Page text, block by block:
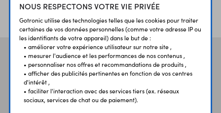
ÉTABLISSEMENTS
SCOLAIRES
PLUS 30 ANS
D’EXPERIENCE
Vos aviset témoignages
NOUS RESPECTONS VOTRE VIE PRIVÉE
Gotronic utilise des technologies telles que les cookies pour traiter
certaines de vos données personnelles (comme votre adresse IP ou
les identifiants de votre appareil) dans le but de :
• améliorer votre expérience utilisateur sur notre site ,
• mesurer l'audience et les performances de nos contenus ,
• personnaliser nos offres et recommandations de produits ,
• afficher des publicités pertinentes en fonction de vos centres
d'intérêt ,
• faciliter l'interaction avec des services tiers (ex. réseaux
sociaux, services de chat ou de paiement).